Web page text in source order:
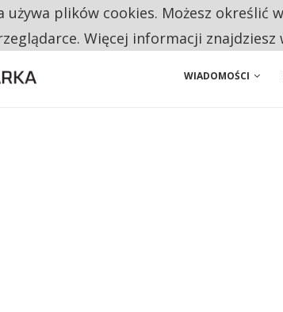
ZŁOTÓWKĘ Z EMERYTURY SENIORZY PRZEZNACZAJĄ
WIADOMOŚCI
używa plików cookies. Możesz
Więcej informacji znajdziesz